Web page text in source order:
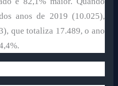
anos de 2019 (10.025),
que totaliza 17.489, o ano